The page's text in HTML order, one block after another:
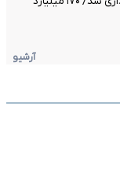
آرشیو